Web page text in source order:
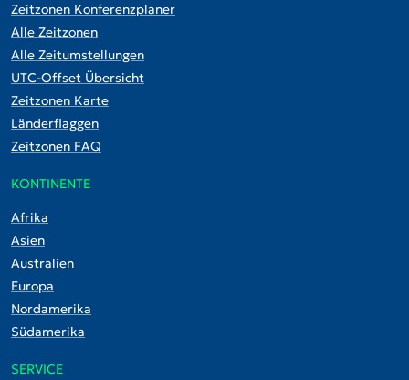
Zeitzonen Konferenzplaner
Alle Zeitzonen
Alle Zeitumstellungen
UTC-Offset Übersicht
Zeitzonen Karte
Länderflaggen
Zeitzonen FAQ
KONTINENTE
Afrika
Asien
Australien
Europa
Nordamerika
Südamerika
SERVICE